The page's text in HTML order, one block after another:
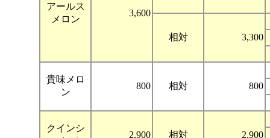
アールス
メロン
3,600
相対 3,300
貴味メロ
ン
800 相対 800
クインシ
2,900 相対 2,900